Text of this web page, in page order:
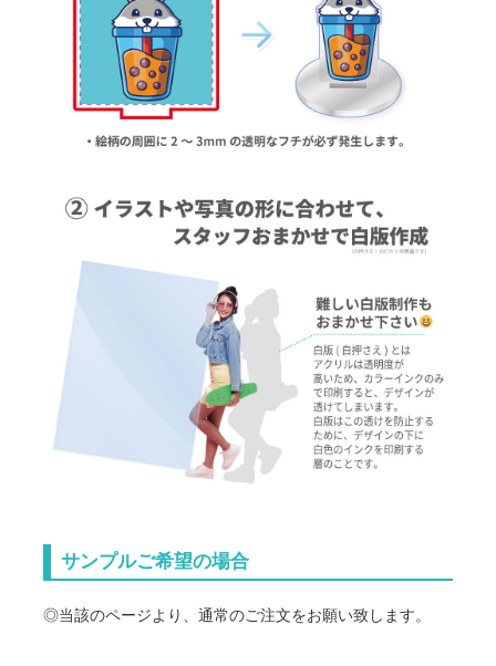
サンプルご希望の場合
◎当該のページより、通常のご注文をお願い致します。